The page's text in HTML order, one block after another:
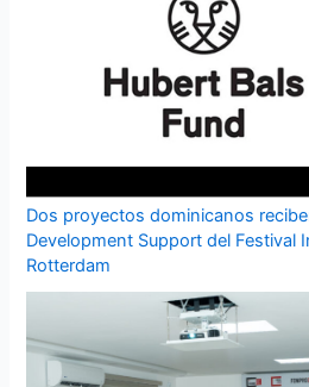
Dos proyectos dominicanos
Development Support del Festival
Rotterdam